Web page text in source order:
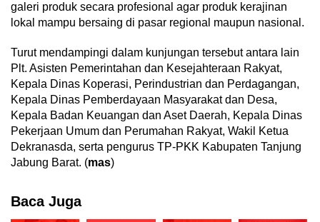
galeri produk secara profesional agar produk kerajinan
lokal mampu bersaing di pasar regional maupun nasional.
Turut mendampingi dalam kunjungan tersebut antara lain
Plt. Asisten Pemerintahan dan Kesejahteraan Rakyat,
Kepala Dinas Koperasi, Perindustrian dan Perdagangan,
Kepala Dinas Pemberdayaan Masyarakat dan Desa,
Kepala Badan Keuangan dan Aset Daerah, Kepala Dinas
Pekerjaan Umum dan Perumahan Rakyat, Wakil Ketua
Dekranasda, serta pengurus TP-PKK Kabupaten Tanjung
Jabung Barat. (mas)
Baca Juga